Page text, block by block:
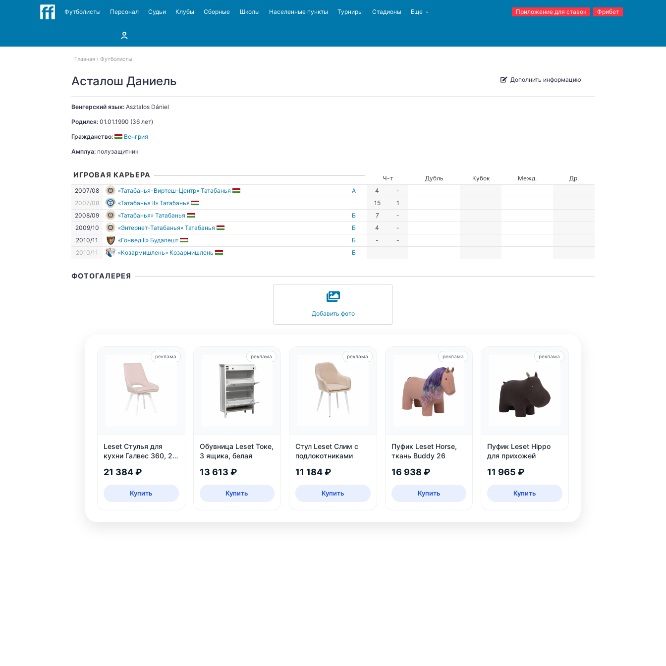
Футболисты Персонал Судьи Клубы Сборные Школы Населенные пункты Турниры Стадионы Еще Приложение для ставок Фрибет
Главная Футболисты
Асталош Даниель Дополнить информацию
Венгерский язык: Asztalos Dániel
Родился: 01.01.1990 (36 лет)
Гражданство:
Венгрия
Амплуа: полузащитник
ИГРОВАЯ КАРЬЕРА Ч-т Дубль Кубок Межд.
Др.
2007/08
«Татабанья-Виртеш-Центр» Татабанья А 4
-
2007/08
«Татабанья II» Татабанья 15
1
2008/09
«Татабанья» Татабанья Б 7
-
2009/10
«Энтернет-Татабанья» Татабанья Б 4
-
2010/11
«Гонвед II» Будапешт Б -
-
2010/11
«Козармишлень» Козармишлень Б
ФОТОГАЛЕРЕЯ
Добавить фото
Leset Стулья для
кухни Галвес 360, 2
21 384 ₽
Купить
реклама
Обувница Leset Токе,
3 ящика, белая
13 613 ₽
Купить
реклама
Стул Leset Слим с
подлокотниками
11 184 ₽
Купить
реклама
Пуфик Leset Horse,
ткань Buddy 26
16 938 ₽
Купить
реклама
Пуфик Leset Hippo
для прихожей
11 965 ₽
Купить
реклама